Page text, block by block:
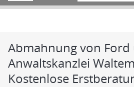
Abmahnung von Ford
Anwaltskanzlei
Kostenlose